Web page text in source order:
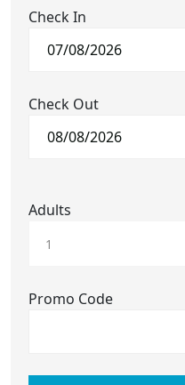
Check In
Check Out
Adults
1
Promo Code